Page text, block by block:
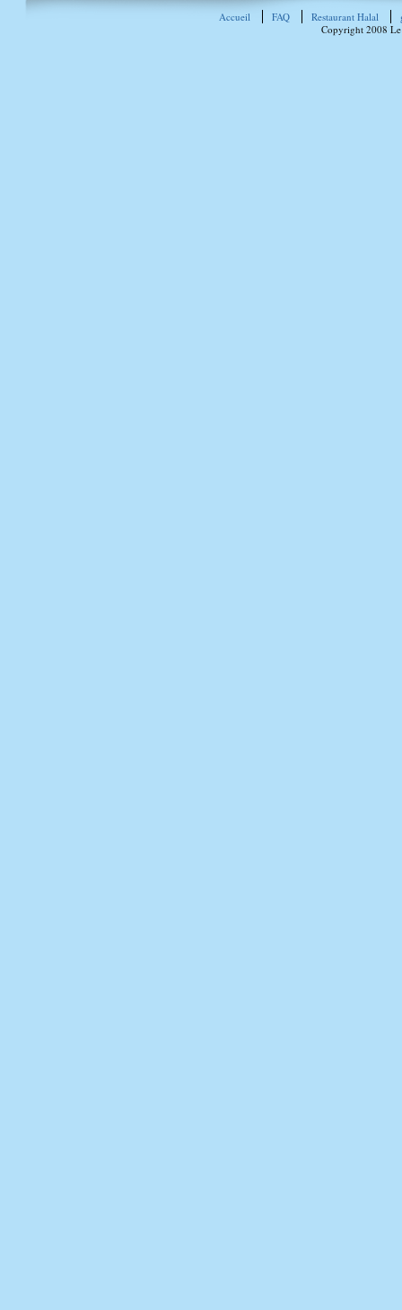
Accueil FAQ Restaurant Halal
Copyright 2008